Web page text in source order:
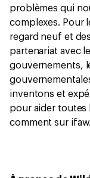
problèmes qui
complexes. Pour
regard neuf et
partenariat avec
gouvernements,
inventons et
pour aider toutes
comment sur